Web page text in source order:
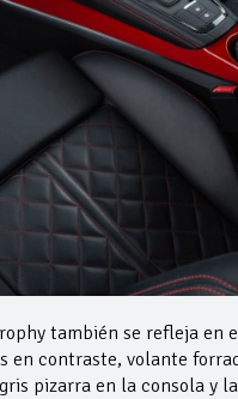
también se refleja en
en contraste, volante
pizarra en la consola y